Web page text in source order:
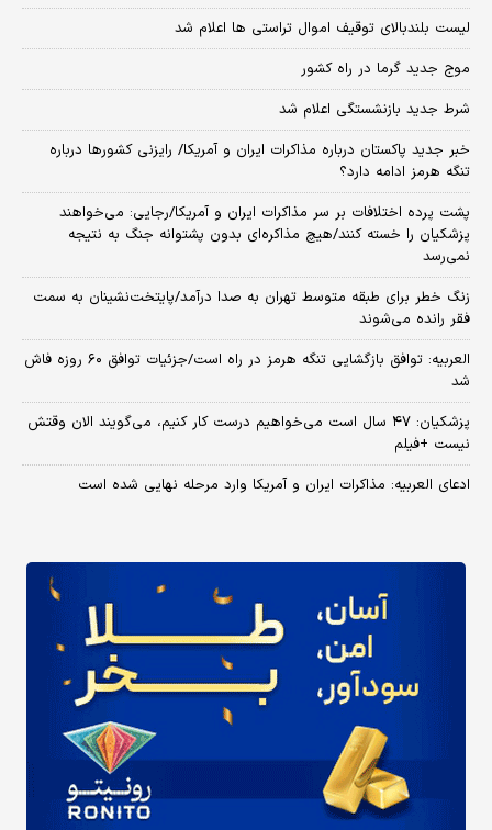
لیست بلندبالای توقیف اموال تراستی ها اعلام شد
موج جدید گرما در راه کشور
شرط جدید بازنشستگی اعلام شد
خبر جدید پاکستان درباره مذاکرات ایران و آمریکا/ رایزنی کشورها درباره
تنگه هرمز ادامه دارد؟
پشت پرده اختلافات بر سر مذاکرات ایران و آمریکا/رجایی: می‌خواهند
پزشکیان را خسته کنند/هیچ مذاکره‌ای بدون پشتوانه جنگ به نتیجه
نمی‌رسد
زنگ خطر برای طبقه متوسط تهران به صدا درآمد/پایتخت‌نشینان به سمت
فقر رانده می‌شوند
العربیه: توافق بازگشایی تنگه هرمز در راه است/جزئیات توافق ۶۰ روزه فاش
شد
پزشکیان: ۴۷ سال است می‌خواهیم درست کار کنیم، می‌گویند الان وقتش
نیست +فیلم
ادعای العربیه: مذاکرات ایران و آمریکا وارد مرحله نهایی شده است